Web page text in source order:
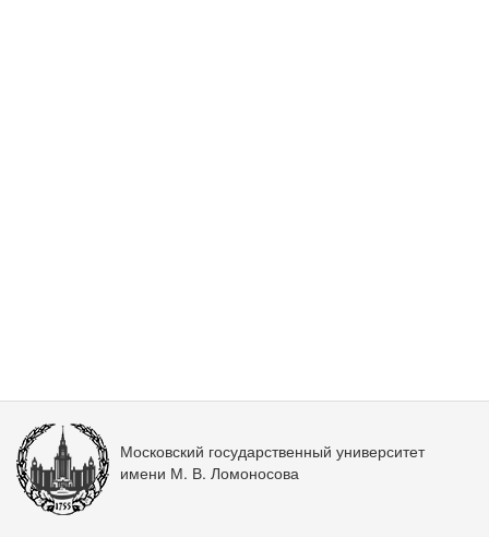
Московский государственный университет
имени М. В. Ломоносова